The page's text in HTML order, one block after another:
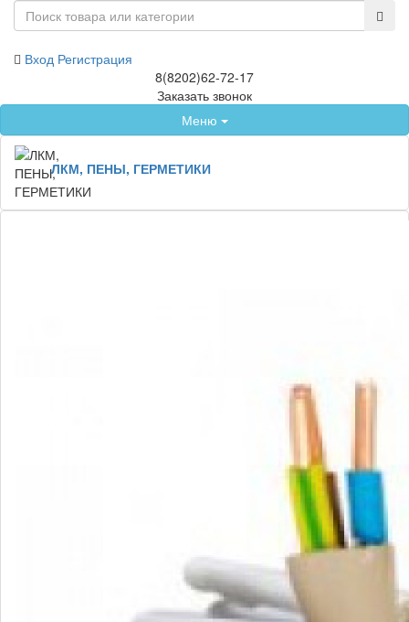
Вход Регистрация
8(8202)62-72-17
Заказать звонок
Меню
ЛКМ, ПЕНЫ, ГЕРМЕТИКИ